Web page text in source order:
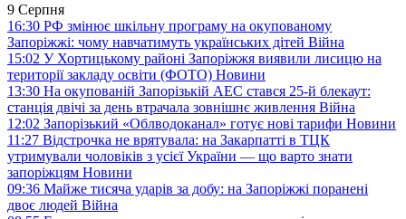
9 Серпня
16:30 РФ змінює шкільну програму на окупованому
Запоріжжі: чому навчатимуть українських дітей Війна
15:02 У Хортицькому районі Запоріжжя виявили лисицю на
території закладу освіти (ФОТО) Новини
13:30 На окупованій Запорізькій АЕС стався 25-й блекаут:
станція двічі за день втрачала зовнішнє живлення Війна
12:02 Запорізький «Облводоканал» готує нові тарифи Новини
11:27 Відстрочка не врятувала: на Закарпатті в ТЦК
утримували чоловіків з усієї України — що варто знати
запоріжцям Новини
09:36 Майже тисяча ударів за добу: на Запоріжжі поранені
двоє людей Війна